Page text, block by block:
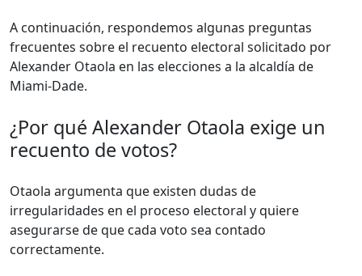
A continuación, respondemos algunas preguntas
frecuentes sobre el recuento electoral solicitado por
Alexander Otaola en las elecciones a la alcaldía de
Miami-Dade.
¿Por qué Alexander Otaola exige un
recuento de votos?
Otaola argumenta que existen dudas de
irregularidades en el proceso electoral y quiere
asegurarse de que cada voto sea contado
correctamente.